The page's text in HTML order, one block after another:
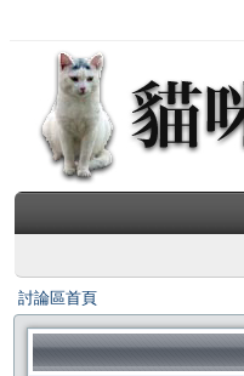
討論區首頁